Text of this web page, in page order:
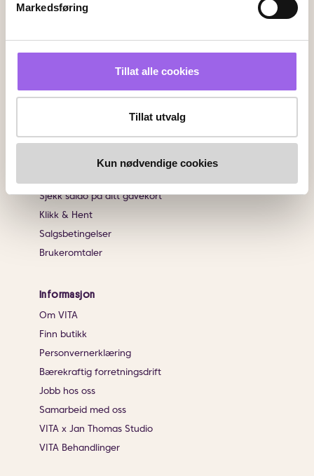
Markedsføring
Tillat alle cookies
Tillat utvalg
Kun nødvendige cookies
Endre innstillingene for informasjonskapsler
Kundeservice
Ofte stiltes spørsmål
Frakt og retur
Sjekk saldo på ditt gavekort
Klikk & Hent
Salgsbetingelser
Brukeromtaler
Informasjon
Om VITA
Finn butikk
Personvernerklæring
Bærekraftig forretningsdrift
Jobb hos oss
Samarbeid med oss
VITA x Jan Thomas Studio
VITA Behandlinger